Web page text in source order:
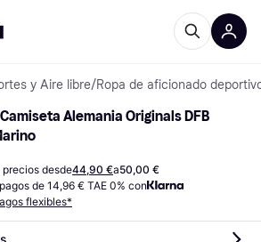
y Aire libre/Ropa de aficionado
Alemania Originals DFB
precios desde44,90 €a50,00 €
de 14,96 € TAE 0% con
flexibles*